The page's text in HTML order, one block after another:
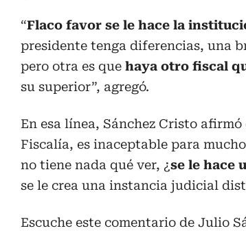
“Flaco favor se le hace la
presidente tenga diferencias, una
pero otra es que haya otro fiscal
su superior”, agregó.
En esa línea, Sánchez Cristo
Fiscalía, es inaceptable para
no tiene nada qué ver, ¿se le hace
se le crea una instancia judicial
Escuche este comentario de Julio